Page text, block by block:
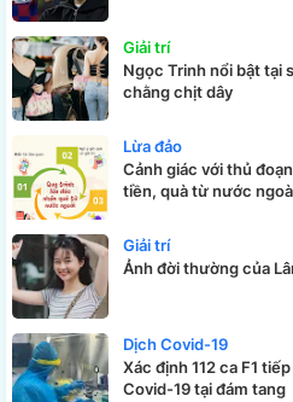
Giải trí
Ngọc Trinh nổi bật tại
chằng chịt dây
Lừa đảo
Cảnh giác với thủ
tiền, quà từ nước
Giải trí
Ảnh đời thường của
Dịch Covid-19
Xác định 112 ca F1
Covid-19 tại đám tang